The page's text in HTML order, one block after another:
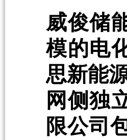
威俊储
模的电
思新能
网侧独
限公司